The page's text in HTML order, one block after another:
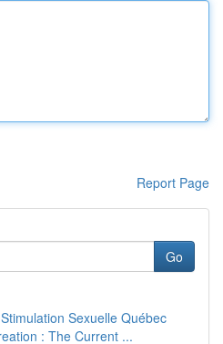
Report Page
Go
Sexuelle Québec
: The Current ...